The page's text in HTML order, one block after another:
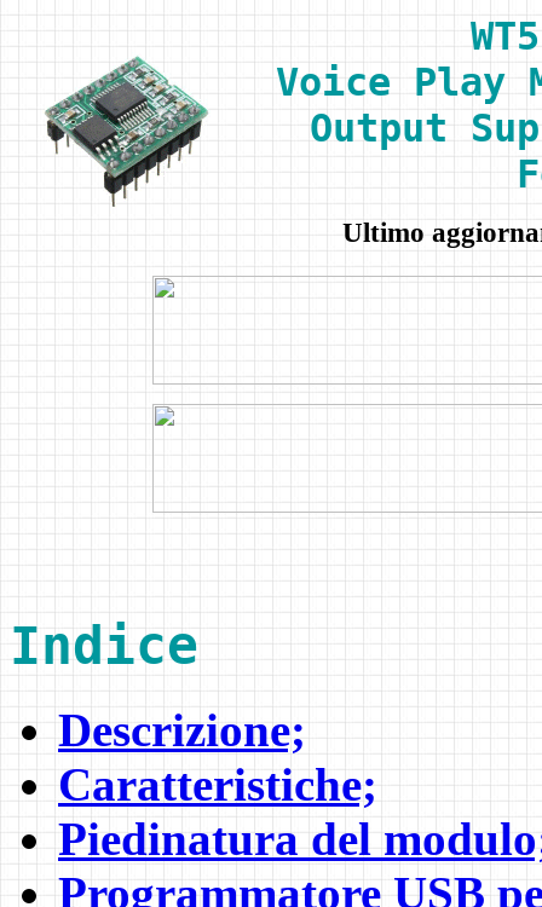
Voice Play
Output
Ultimo
Indice
Descrizione;
Caratteristiche;
Piedinatura del
Programmatore USB